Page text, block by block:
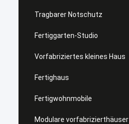
Tragbarer Notschutz
Fertiggarten-Studio
Vorfabriziertes kleines Haus
Fertighaus
Fertigwohnmobile
Modulare vorfabrizierthäuser